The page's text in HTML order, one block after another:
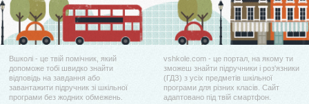
Вшколі - це твій помічник, який
допоможе тобі швидко знайти
відповідь на завдання або
завантажити підручник зі шкільної
програми без жодних обмежень.
vshkole.com - це портал, на якому ти
зможеш знайти підручники і роз'язники
(ГДЗ) з усіх предметів шкільної
програми для різних класів. Сайт
адаптовано під твій смартфон.